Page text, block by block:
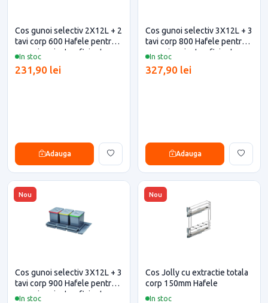
In stoc
Cos gunoi selectiv 2X12L + 2
tavi corp 600 Hafele pentru
casa si proiecte eficiente
231,90 lei
Adauga
In stoc
Cos gunoi selectiv 3X12L + 3
tavi corp 800 Hafele pentru
casa si proiecte eficiente
327,90 lei
Adauga
Nou
In stoc
Cos gunoi selectiv 3X12L + 3
tavi corp 900 Hafele pentru
casa si proiecte eficiente
Nou
In stoc
Cos Jolly cu extractie totala
corp 150mm Hafele